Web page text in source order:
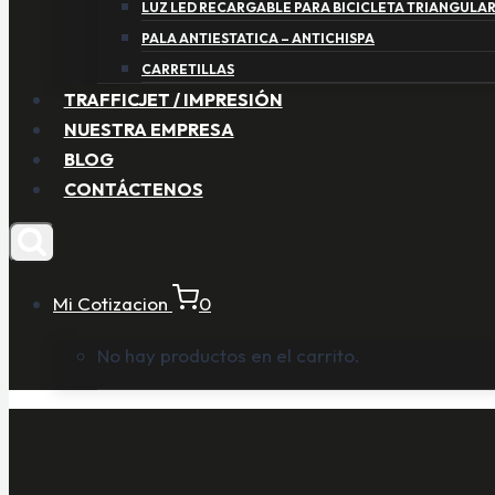
LUZ LED RECARGABLE PARA BICICLETA TRIANGULAR
PALA ANTIESTATICA – ANTICHISPA
CARRETILLAS
TRAFFICJET / IMPRESIÓN
NUESTRA EMPRESA
BLOG
CONTÁCTENOS
Mi Cotizacion 0
No hay productos en el carrito.